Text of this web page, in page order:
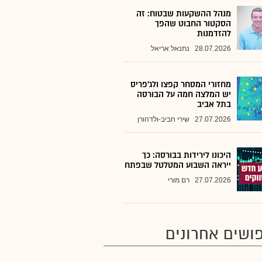
מנהל ההשקעות שבטוח: זה
הסקטור החבוט שהפך
להזדמנות
28.07.2026 נתנאל אריאל
מחזורי המסחר קפצו ולג'פריס
יש המלצה חמה על הבורסה
בתל אביב
27.07.2026 שירי חביב-ולדהורן
היכונו לירידות בבורסה: כך
ייראה השבוע המטלטל שבפתח
27.07.2026 רם מורי
אחרונים